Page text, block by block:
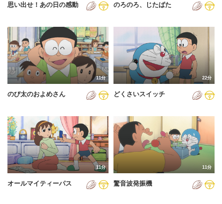
2013年
2014年
2015年
2016年
2017年
2019年
2020年
2021年
2022年
思い出せ！あの日の感動 のろのろ、じたばた
11分
のび太のおよめさん
22分
どくさいスイッチ
11分
オールマイティーパス
11分
驚音波発振機